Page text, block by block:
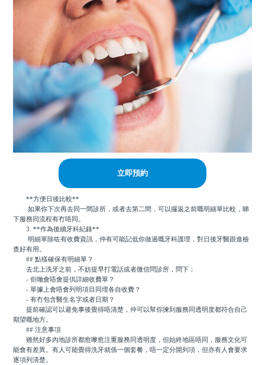
立即預約
**方便日後比較**
如果你下次再去同一間診所，或者去第二間，可以攞返之前嘅明細單比較，睇
下服務同流程有冇唔同。
3. **作為後續牙科紀錄**
明細單除咗有收費資訊，仲有可能記低你做過嘅牙科護理，對日後牙醫跟進檢
查好有用。
## 點樣確保有明細單？
去北上洗牙之前，不妨提早打電話或者微信問診所，問下：
- 佢哋會唔會提供詳細收費單？
- 單據上會唔會列明項目同埋各自收費？
- 有冇包含醫生名字或者日期？
提前確認可以避免事後覺得唔清楚，仲可以幫你揀到服務同透明度都符合自己
期望嘅地方。
## 注意事項
雖然好多內地診所都愈嚟愈注重服務同透明度，但始終地區唔同，服務文化可
能會有差異。有人可能覺得洗牙就係一個套餐，唔一定分開列項，但亦有人會要求
逐項列清楚。